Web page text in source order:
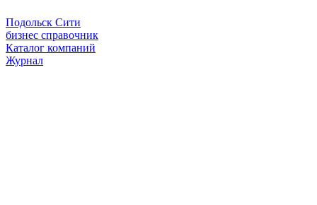
Подольск Сити
бизнес справочник
Каталог компаний
Журнал